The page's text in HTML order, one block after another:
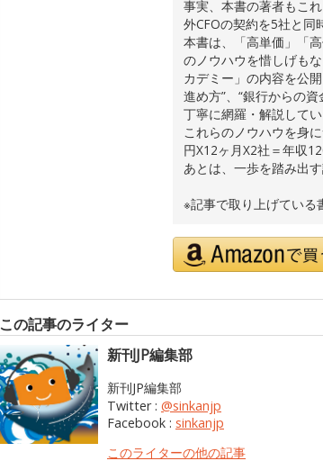
事実、本書の著者もこ
外CFOの契約を5社と同
本書は、「高単価」「
のノウハウを惜しげも
カデミー」の内容を公
進め方”、“銀行からの
丁寧に網羅・解説してい
これらのノウハウを身
円X12ヶ月X2社＝年収
あとは、一歩を踏み出
※記事で取り上げている
この記事のライター
新刊JP編集部
新刊JP編集部
Twitter : @sinkanjp
Facebook : sinkanjp
このライターの他の記事